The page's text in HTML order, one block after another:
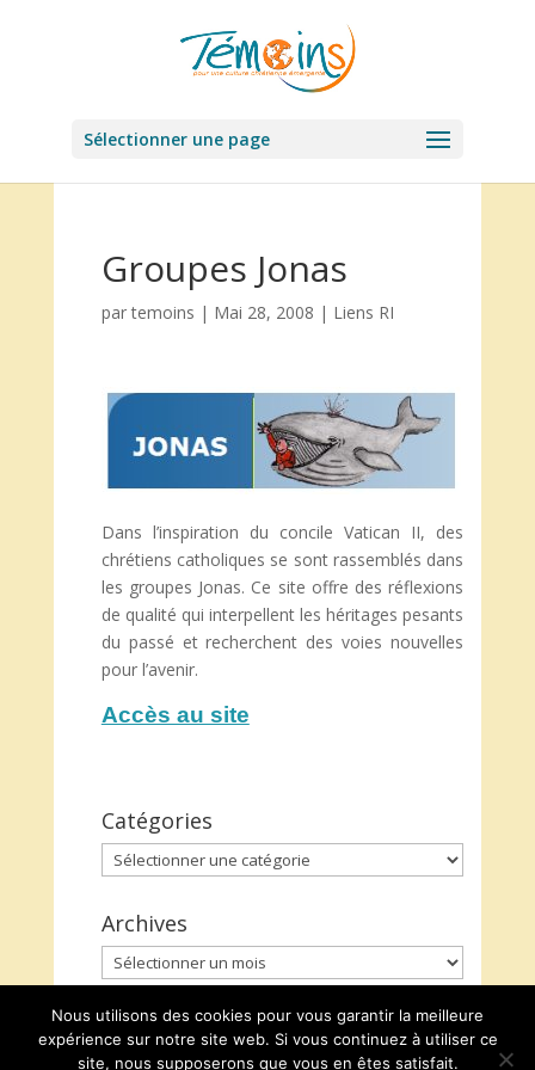
Sélectionner une page
Groupes Jonas
partemoins | Mai 28, 2008 | Liens RI
Dans l’inspiration du concile Vatican II, des
chrétiens catholiques se sont rassemblés dans
les groupes Jonas. Ce site offre des réflexions
de qualité qui interpellent les héritages pesants
du passé et recherchent des voies nouvelles
pour l’avenir.
Accès au site
Catégories
Catégories
Archives
Archives
Nous utilisons des cookies pour vous garantir la meilleure
expérience sur notre site web. Si vous continuez à utiliser ce
site, nous supposerons que vous en êtes satisfait.